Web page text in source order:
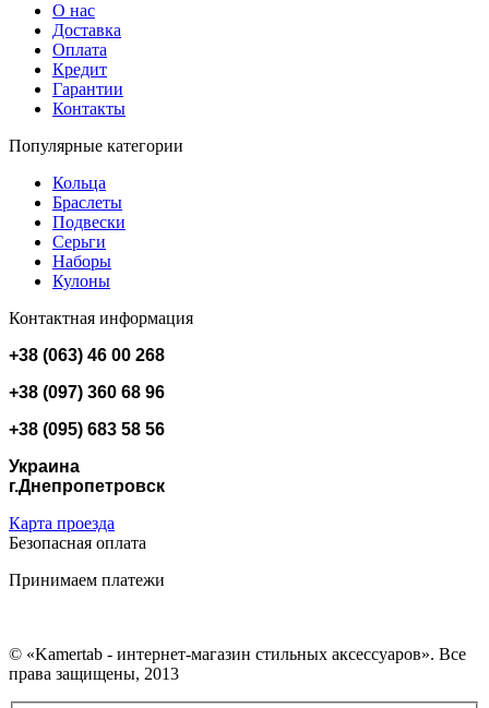
О нас
Доставка
Оплата
Кредит
Гарантии
Контакты
Популярные категории
Кольца
Браслеты
Подвески
Серьги
Наборы
Кулоны
Контактная информация
+38 (063) 46 00 268
+38 (097) 360 68 96
+38 (095) 683 58 56
Украина
г.Днепропетровск
Карта проезда
Безопасная оплата
Принимаем платежи
© «Kamertab - интернет-магазин стильных аксессуаров». Все
права защищены, 2013